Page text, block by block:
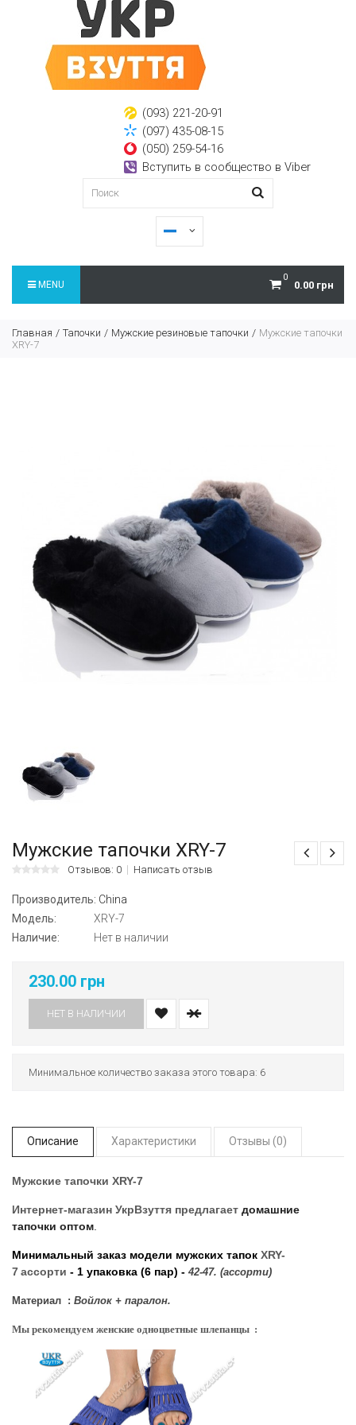
(093) 221-20-91
(097) 435-08-15
(050) 259-54-16
Вступить в сообщество в Viber
0
0.00 грн
MENU
Главная Тапочки Мужские резиновые тапочки
Мужские тапочки
XRY-7
Мужские тапочки XRY-7
Отзывов: 0 Написать отзыв
Производитель: China
Модель:
XRY-7
Наличие:
Нет в наличии
230.00 грн
НЕТ В НАЛИЧИИ
Минимальное количество заказа этого товара: 6
Описание Характеристики Отзывы (0)
Мужские тапочки XRY-7
Интернет-магазин УкрВзуття предлагает домашние
тапочки оптом
Минимальный заказ модели мужских тапок XRY-
7ассорти - 1 упаковка (6 пар) - 42-47. (ассорти)
Материал : Войлок + паралон.
Мы рекомендуем женские одноцветные шлепанцы :